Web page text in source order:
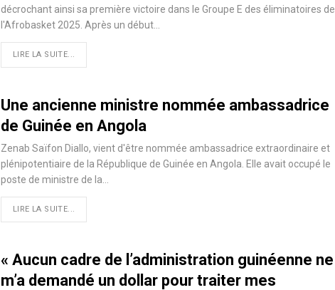
décrochant ainsi sa première victoire dans le Groupe E des éliminatoires de
l'Afrobasket 2025. Après un début…
LIRE LA SUITE...
Une ancienne ministre nommée ambassadrice
de Guinée en Angola
Zenab Saïfon Diallo, vient d'être nommée ambassadrice extraordinaire et
plénipotentiaire de la République de Guinée en Angola. Elle avait occupé le
poste de ministre de la…
LIRE LA SUITE...
« Aucun cadre de l’administration guinéenne ne
m’a demandé un dollar pour traiter mes